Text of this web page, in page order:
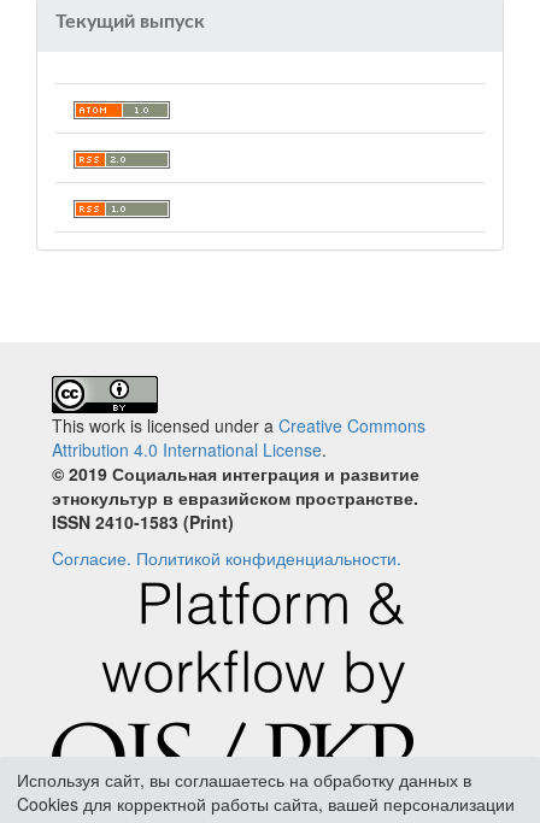
Текущий выпуск
This work is licensed under a Creative Commons
Attribution 4.0 International License.
© 2019 Социальная интеграция и развитие
этнокультур в евразийском пространстве.
ISSN 2410‐1583 (Print)
Cогласие. Политикой конфиденциальности.
Используя сайт, вы соглашаетесь на обработку данных в
Cookies для корректной работы сайта, вашей персонализации